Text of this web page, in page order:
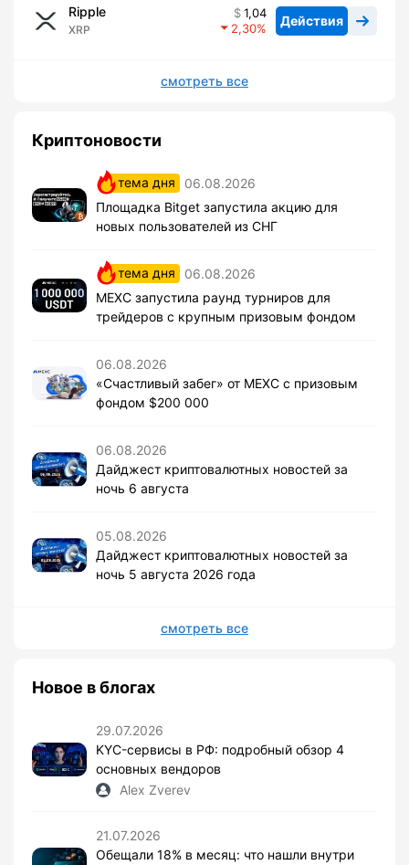
Ripple
XRP
1,04
2,30
Действия
смотреть все
Криптоновости
тема дня
06.08.2026
Площадка Bitget запустила акцию для
новых пользователей из СНГ
тема дня
06.08.2026
MEXC запустила раунд турниров для
трейдеров с крупным призовым фондом
06.08.2026
«Счастливый забег» от MEXC с призовым
фондом $200 000
06.08.2026
Дайджест криптовалютных новостей за
ночь 6 августа
05.08.2026
Дайджест криптовалютных новостей за
ночь 5 августа 2026 года
смотреть все
Новое в блогах
29.07.2026
KYC-сервисы в РФ: подробный обзор 4
основных вендоров
Alex Zverev
21.07.2026
Обещали 18% в месяц: что нашли внутри